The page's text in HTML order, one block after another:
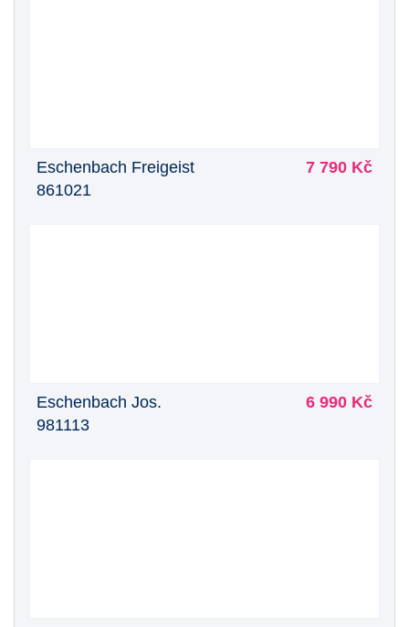
Eschenbach Freigeist
861021
7 790 Kč
Eschenbach Jos.
981113
6 990 Kč